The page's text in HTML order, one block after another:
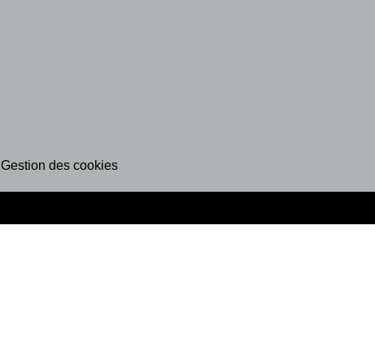
Gestion des cookies